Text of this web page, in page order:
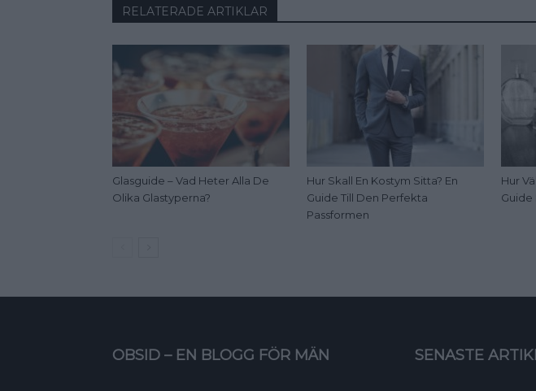
RELATERADE ARTIKLAR
Glasguide – Vad Heter Alla De
Olika Glastyperna?
Hur Skall En Kostym Sitta? En
Guide Till Den Perfekta
Passformen
Hur
Guide
OBSID – EN BLOGG FÖR MÄN SENASTE